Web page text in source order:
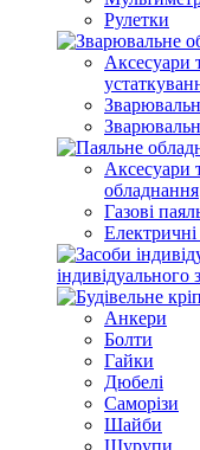
Рулетки
Аксесуари
Аксесуари
обладнання
Газові
індивідуального
Анкери
Болти
Гайки
Дюбелі
Саморізи
Шайби
Шурупи